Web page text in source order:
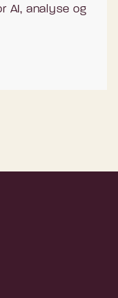
AI, analyse og